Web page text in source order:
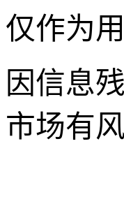
仅作为
因信息
市场有